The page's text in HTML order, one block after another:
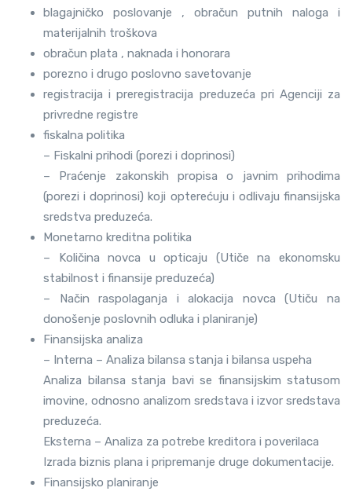
blagajničko poslovanje , obračun putnih naloga i
materijalnih troškova
obračun plata , naknada i honorara
porezno i drugo poslovno savetovanje
registracija i preregistracija preduzeća pri Agenciji za
privredne registre
fiskalna politika
– Fiskalni prihodi (porezi i doprinosi)
– Praćenje zakonskih propisa o javnim prihodima
(porezi i doprinosi) koji opterećuju i odlivaju finansijska
sredstva preduzeća.
Monetarno kreditna politika
– Količina novca u opticaju (Utiče na ekonomsku
stabilnost i finansije preduzeća)
– Način raspolaganja i alokacija novca (Utiču na
donošenje poslovnih odluka i planiranje)
Finansijska analiza
– Interna – Analiza bilansa stanja i bilansa uspeha
Analiza bilansa stanja bavi se finansijskim statusom
imovine, odnosno analizom sredstava i izvor sredstava
preduzeća.
Eksterna – Analiza za potrebe kreditora i poverilaca
Izrada biznis plana i pripremanje druge dokumentacije.
Finansijsko planiranje